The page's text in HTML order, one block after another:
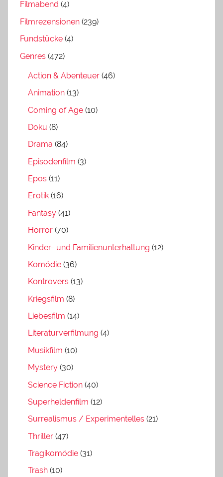
Filmabend (4)
Filmrezensionen (239)
Fundstücke (4)
Genres (472)
Action & Abenteuer (46)
Animation (13)
Coming of Age (10)
Doku (8)
Drama (84)
Episodenfilm (3)
Epos (11)
Erotik (16)
Fantasy (41)
Horror (70)
Kinder- und Familienunterhaltung (12)
Komödie (36)
Kontrovers (13)
Kriegsfilm (8)
Liebesfilm (14)
Literaturverfilmung (4)
Musikfilm (10)
Mystery (30)
Science Fiction (40)
Superheldenfilm (12)
Surrealismus / Experimentelles (21)
Thriller (47)
Tragikomödie (31)
Trash (10)